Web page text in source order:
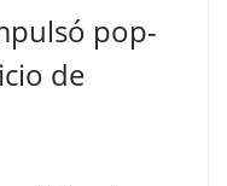
pop-
de